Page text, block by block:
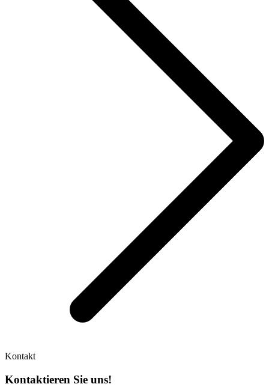
Kontakt
Kontaktieren Sie uns!